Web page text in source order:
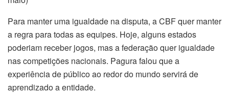
Para manter uma igualdade na disputa, a CBF quer manter
a regra para todas as equipes. Hoje, alguns estados
poderiam receber jogos, mas a federação quer igualdade
nas competições nacionais. Pagura falou que a
experiência de público ao redor do mundo servirá de
aprendizado a entidade.